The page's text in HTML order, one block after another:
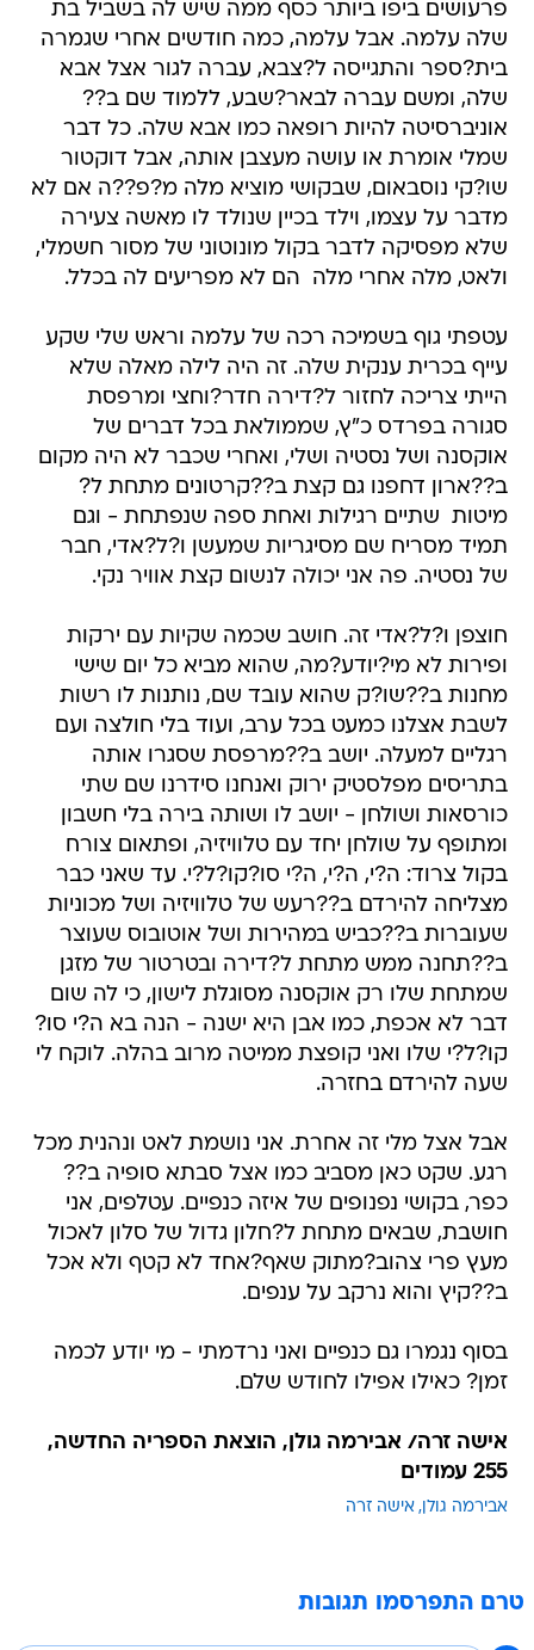
פרעושים ביפו ביותר כסף ממה שיש לה בשביל בת
שלה עלמה. אבל עלמה, כמה חודשים אחרי שגמרה
בית?ספר והתגייסה ל?צבא, עברה לגור אצל אבא
שלה, ומשם עברה לבאר?שבע, ללמוד שם ב??
אוניברסיטה להיות רופאה כמו אבא שלה. כל דבר
שמלי אומרת או עושה מעצבן אותה, אבל דוקטור
שו?קי נוסבאום, שבקושי מוציא מלה מ?פ??ה אם לא
מדבר על עצמו, וילד בכיין שנולד לו מאשה צעירה
שלא מפסיקה לדבר בקול מונוטוני של מסור חשמלי,
ולאט, מלה אחרי מלה  הם לא מפריעים לה בכלל.
עטפתי גוף בשמיכה רכה של עלמה וראש שלי שקע
עייף בכרית ענקית שלה. זה היה לילה מאלה שלא
הייתי צריכה לחזור ל?דירה חדר?וחצי ומרפסת
סגורה בפרדס כ"ץ, שממולאת בכל דברים של
אוקסנה ושל נסטיה ושלי, ואחרי שכבר לא היה מקום
ב??ארון דחפנו גם קצת ב??קרטונים מתחת ל?
מיטות  שתיים רגילות ואחת ספה שנפתחת - וגם
תמיד מסריח שם מסיגריות שמעשן ו?ל?אדי, חבר
של נסטיה. פה אני יכולה לנשום קצת אוויר נקי.
חוצפן ו?ל?אדי זה. חושב שכמה שקיות עם ירקות
ופירות לא מי?יודע?מה, שהוא מביא כל יום שישי
מחנות ב??שו?ק שהוא עובד שם, נותנות לו רשות
לשבת אצלנו כמעט בכל ערב, ועוד בלי חולצה ועם
רגליים למעלה. יושב ב??מרפסת שסגרו אותה
בתריסים מפלסטיק ירוק ואנחנו סידרנו שם שתי
כורסאות ושולחן - יושב לו ושותה בירה בלי חשבון
ומתופף על שולחן יחד עם טלוויזיה, ופתאום צורח
בקול צרוד: ה?י, ה?י, ה?י סו?קו?ל?י. עד שאני כבר
מצליחה להירדם ב??רעש של טלוויזיה ושל מכוניות
שעוברות ב??כביש במהירות ושל אוטובוס שעוצר
ב??תחנה ממש מתחת ל?דירה ובטרטור של מזגן
שמתחת שלו רק אוקסנה מסוגלת לישון, כי לה שום
דבר לא אכפת, כמו אבן היא ישנה - הנה בא ה?י סו?
קו?ל?י שלו ואני קופצת ממיטה מרוב בהלה. לוקח לי
שעה להירדם בחזרה.
אבל אצל מלי זה אחרת. אני נושמת לאט ונהנית מכל
רגע. שקט כאן מסביב כמו אצל סבתא סופיה ב??
כפר, בקושי נפנופים של איזה כנפיים. עטלפים, אני
חושבת, שבאים מתחת ל?חלון גדול של סלון לאכול
מעץ פרי צהוב?מתוק שאף?אחד לא קטף ולא אכל
ב??קיץ והוא נרקב על ענפים.
בסוף נגמרו גם כנפיים ואני נרדמתי - מי יודע לכמה
זמן? כאילו אפילו לחודש שלם.
אישה זרה/ אבירמה גולן, הוצאת הספריה החדשה,
255 עמודים
אבירמה גולן אישה זרה
טרם התפרסמו תגובות